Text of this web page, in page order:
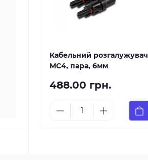
Кабельний розгалужувач
МС4, пара, 6мм
488.00 грн.